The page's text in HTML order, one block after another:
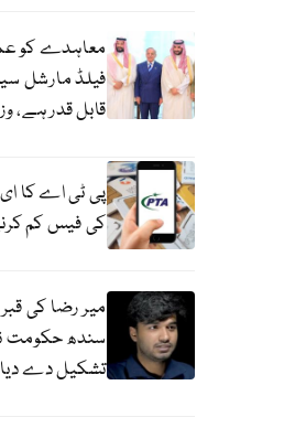
معاہدے کو
فیلڈ مارشل
قابل قدر ہے،
پی ٹی اے کا ای
کی فیس کم
میر رضا کی
سندھ حکومت
تشکیل دے دیا